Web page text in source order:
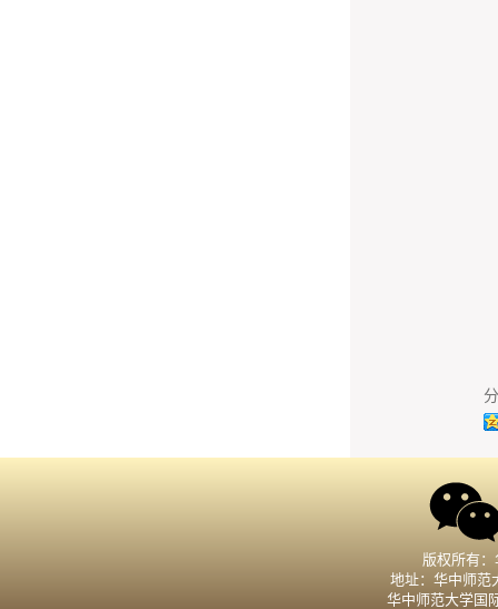
版权所有
地址：华中师范
华中师范大学国